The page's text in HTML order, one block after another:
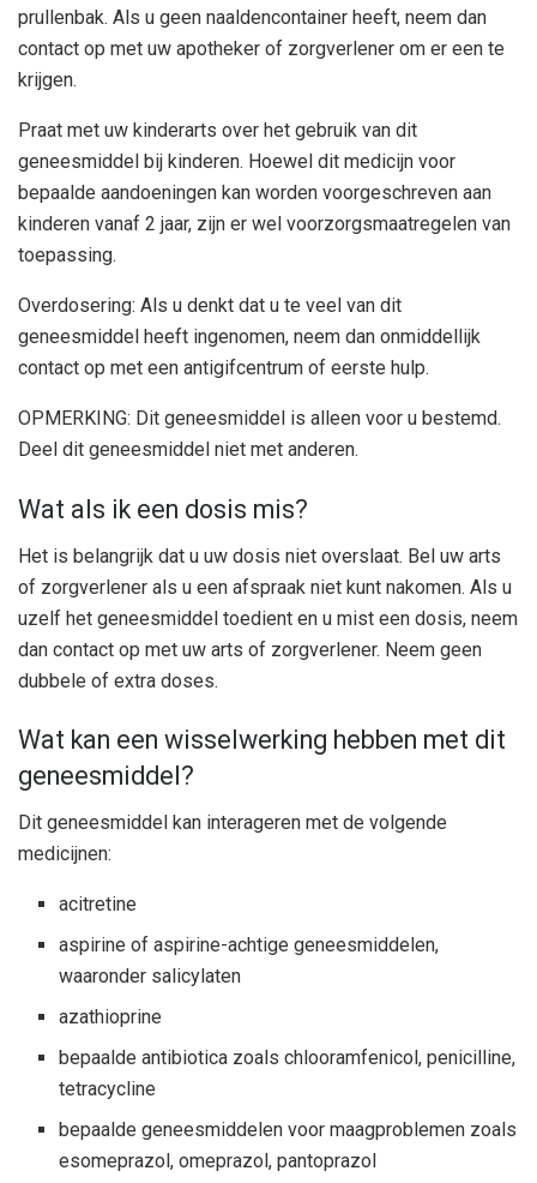
prullenbak. Als u geen naaldencontainer heeft, neem dan
contact op met uw apotheker of zorgverlener om er een te
krijgen.
Praat met uw kinderarts over het gebruik van dit
geneesmiddel bij kinderen. Hoewel dit medicijn voor
bepaalde aandoeningen kan worden voorgeschreven aan
kinderen vanaf 2 jaar, zijn er wel voorzorgsmaatregelen van
toepassing.
Overdosering: Als u denkt dat u te veel van dit
geneesmiddel heeft ingenomen, neem dan onmiddellijk
contact op met een antigifcentrum of eerste hulp.
OPMERKING: Dit geneesmiddel is alleen voor u bestemd.
Deel dit geneesmiddel niet met anderen.
Wat als ik een dosis mis?
Het is belangrijk dat u uw dosis niet overslaat. Bel uw arts
of zorgverlener als u een afspraak niet kunt nakomen. Als u
uzelf het geneesmiddel toedient en u mist een dosis, neem
dan contact op met uw arts of zorgverlener. Neem geen
dubbele of extra doses.
Wat kan een wisselwerking hebben met dit
geneesmiddel?
Dit geneesmiddel kan interageren met de volgende
medicijnen:
acitretine
aspirine of aspirine-achtige geneesmiddelen,
waaronder salicylaten
azathioprine
bepaalde antibiotica zoals chlooramfenicol, penicilline,
tetracycline
bepaalde geneesmiddelen voor maagproblemen zoals
esomeprazol, omeprazol, pantoprazol